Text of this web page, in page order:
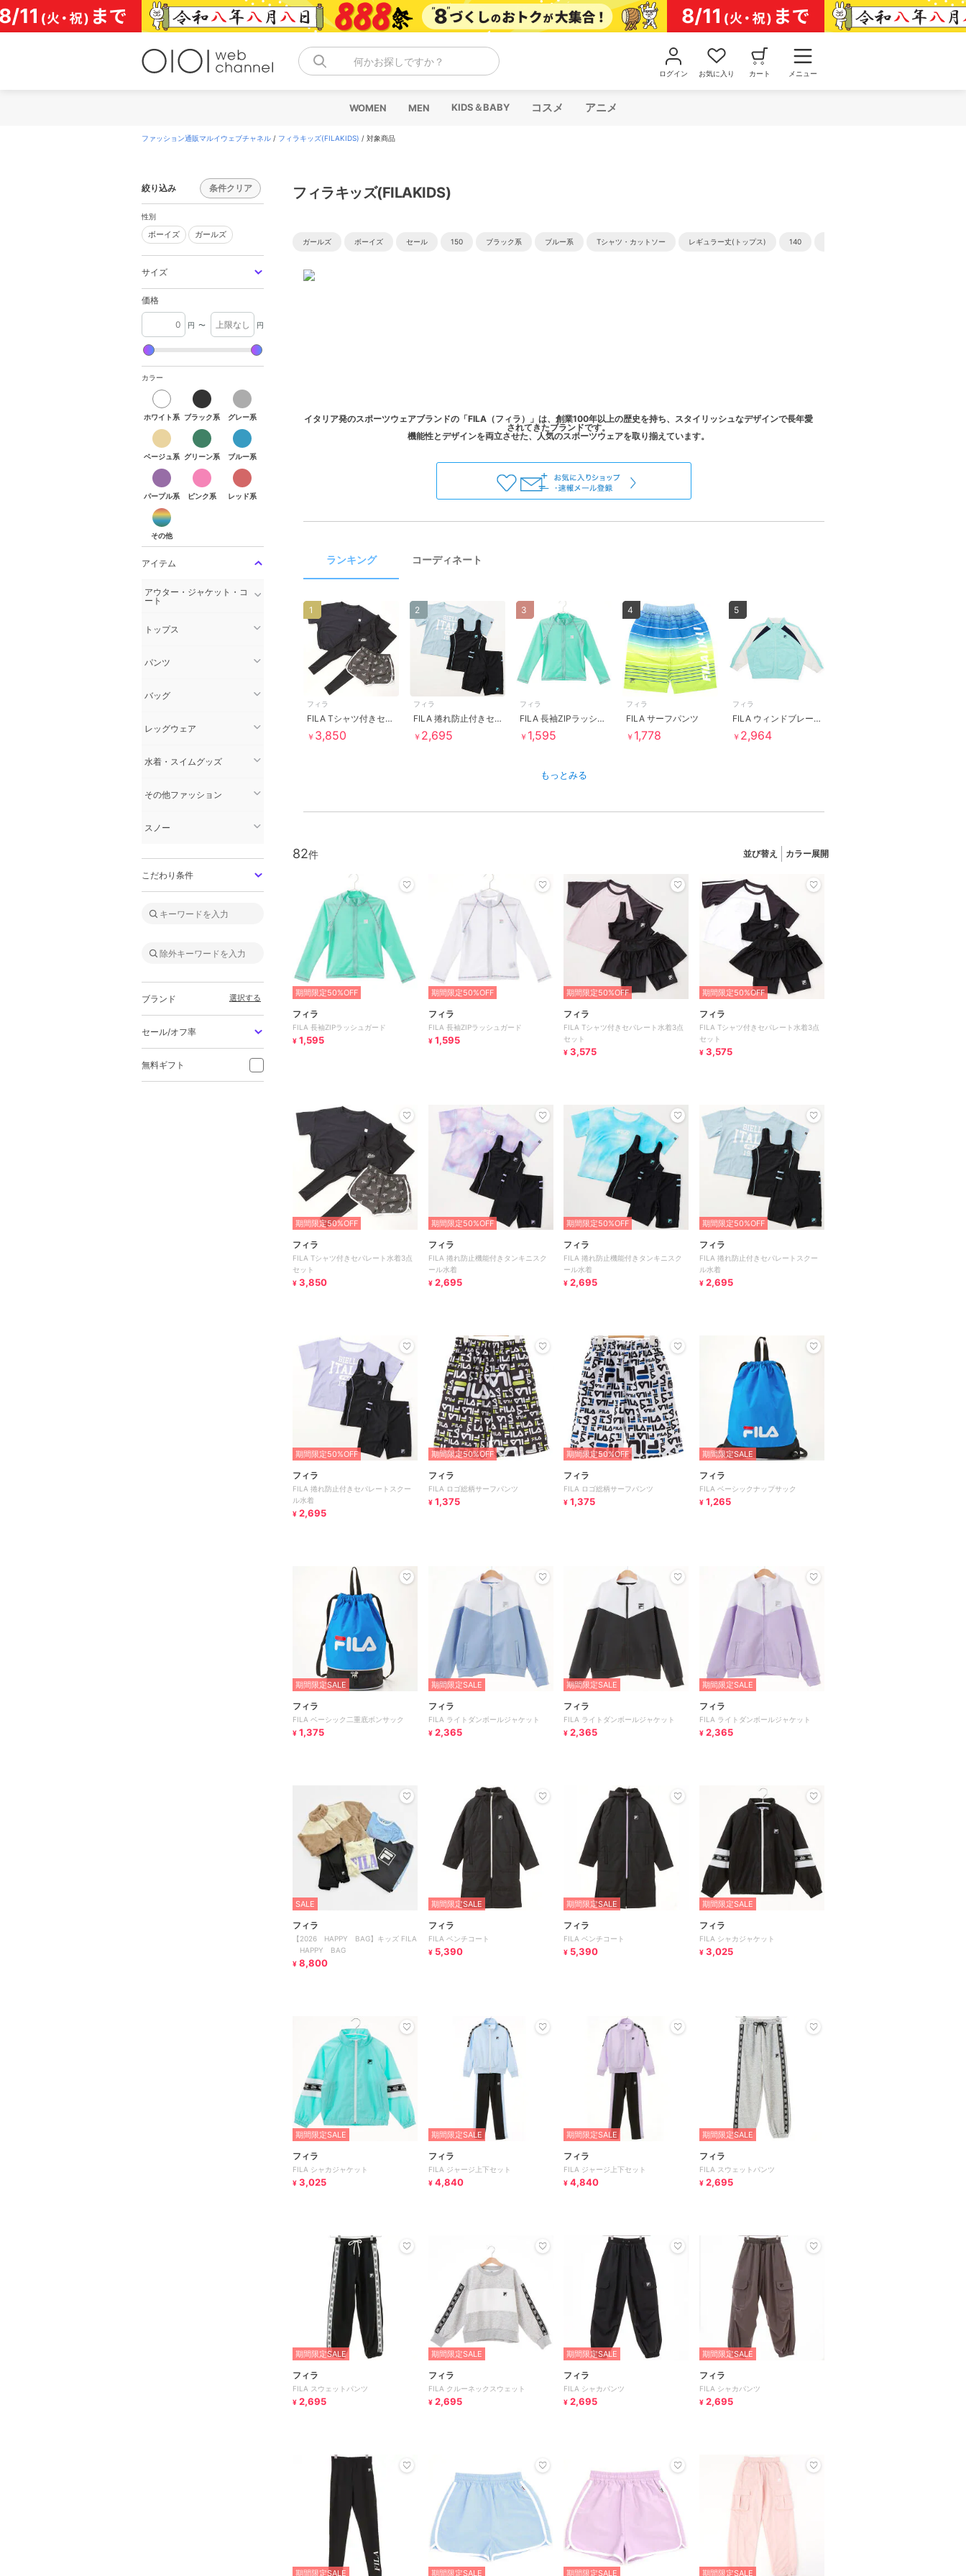
コ
ン
テ
何かお探しですか？
ログイン お気に入り カート メニュー
WOMEN MEN KIDS＆BABY コスメ アニメ
ファッション通販マルイウェブチャネル / フィラキッズ(FILAKIDS) / 対象商品
絞り込み 条件クリア
性別
ボーイズ
ボーイズ ガールズ
ガールズ
サイズ
価格
円 〜 円
カラー
ホワイト系
ホワイト系
ブラック系
ブラック系
グレー系
グレー系
ベージュ系
ベージュ系
グリーン系
グリーン系
ブルー系
ブルー系
パープル系
パープル系
ピンク系
ピンク系
レッド系
レッド系
その他
その他
アイテム
アウター・ジャケット・コ
ート
トップス
パンツ
バッグ
レッグウェア
水着・スイムグッズ
その他ファッション
スノー
こだわり条件
ブランド 選択する
セール/オフ率
無料ギフト
フィラキッズ(FILAKIDS)
ガールズ ボーイズ セール 150 ブラック系 ブルー系 Tシャツ・カットソー レギュラー丈(トップス) 140
イタリア発のスポーツウェアブランドの「FILA（フィラ）」は、創業100年以上の歴史を持ち、スタイリッシュなデザインで長年愛
されてきたブランドです。
ランキング コーディネート
フィラ
FILA Tシャツ付きセパレート水着3点セット
￥ 3,850
1
フィラ
FILA 捲れ防止付きセパレートスクール水着
￥ 2,695
2
フィラ
FILA 長袖ZIPラッシュガード
￥ 1,595
3
フィラ
FILA サーフパンツ
￥ 1,778
4
フィラ
FILA ウィンドブレーカー
￥ 2,964
5
もっとみる
82 並び替え カラー展開
期間限定50%OFF
フィラ
FILA 長袖ZIPラッシュガード
¥ 1,595
期間限定50%OFF
フィラ
FILA 長袖ZIPラッシュガード
¥ 1,595
期間限定50%OFF
フィラ
FILA Tシャツ付きセパレート水着3点
セット
¥ 3,575
期間限定50%OFF
フィラ
FILA Tシャツ付きセパレート水着3点
セット
¥ 3,575
期間限定50%OFF
フィラ
FILA Tシャツ付きセパレート水着3点
セット
¥ 3,850
期間限定50%OFF
フィラ
FILA 捲れ防止機能付きタンキニスク
ール水着
¥ 2,695
期間限定50%OFF
フィラ
FILA 捲れ防止機能付きタンキニスク
ール水着
¥ 2,695
期間限定50%OFF
フィラ
FILA 捲れ防止付きセパレートスクー
ル水着
¥ 2,695
期間限定50%OFF
フィラ
FILA 捲れ防止付きセパレートスクー
ル水着
¥ 2,695
期間限定50%OFF
フィラ
FILA ロゴ総柄サーフパンツ
¥ 1,375
期間限定50%OFF
フィラ
FILA ロゴ総柄サーフパンツ
¥ 1,375
期間限定SALE
フィラ
FILA ベーシックナップサック
¥ 1,265
期間限定SALE
フィラ
FILA ベーシック二重底ボンサック
¥ 1,375
期間限定SALE
フィラ
FILA ライトダンボールジャケット
¥ 2,365
期間限定SALE
フィラ
FILA ライトダンボールジャケット
¥ 2,365
期間限定SALE
フィラ
FILA ライトダンボールジャケット
¥ 2,365
SALE
フィラ
【2026 HAPPY BAG】キッズ FILA
HAPPY BAG
¥ 8,800
期間限定SALE
フィラ
FILA ベンチコート
¥ 5,390
期間限定SALE
フィラ
FILA ベンチコート
¥ 5,390
期間限定SALE
フィラ
FILA シャカジャケット
¥ 3,025
期間限定SALE
フィラ
FILA シャカジャケット
¥ 3,025
期間限定SALE
フィラ
FILA ジャージ上下セット
¥ 4,840
期間限定SALE
フィラ
FILA ジャージ上下セット
¥ 4,840
期間限定SALE
フィラ
FILA スウェットパンツ
¥ 2,695
期間限定SALE
フィラ
FILA スウェットパンツ
¥ 2,695
期間限定SALE
フィラ
FILA クルーネックスウェット
¥ 2,695
期間限定SALE
フィラ
FILA シャカパンツ
¥ 2,695
期間限定SALE
フィラ
FILA シャカパンツ
¥ 2,695
期間限定SALE 期間限定SALE 期間限定SALE 期間限定SALE